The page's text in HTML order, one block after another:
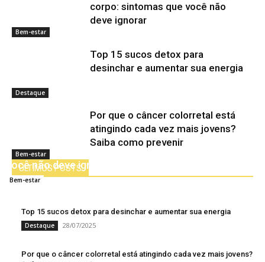
Bem-estar
corpo: sintomas que você não
deve ignorar
Destaque
Top 15 sucos detox para
desinchar e aumentar sua energia
Bem-estar
Por que o câncer colorretal está
atingindo cada vez mais jovens?
Saiba como prevenir
ÚLTIMOS POSTS
Formigamento e dormência no corpo: sintomas que
você não deve ignorar
Bem-estar 31/07/2025
Top 15 sucos detox para desinchar e aumentar sua energia
Destaque 28/07/2025
Por que o câncer colorretal está atingindo cada vez mais jovens?